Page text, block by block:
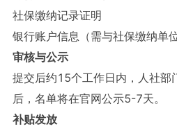
社保缴纳记录证明
银行账户信息（需与社保缴纳单
审核与公示
提交后约15个工作日内，人社部
后，名单将在官网公示5-7天。
补贴发放